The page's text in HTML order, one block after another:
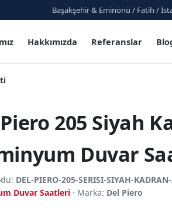
Başakşehir & Eminönü / Fatih /
Hakkımızda Referanslar
205 Siyah
Duvar
DEL-PIERO-205-SERISI-SIYAH-
Duvar Saatleri · Marka: Del Piero